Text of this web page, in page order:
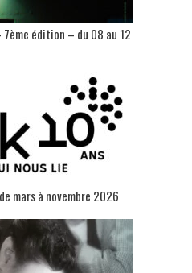
édition – du 08 au 12
mars à novembre 2026